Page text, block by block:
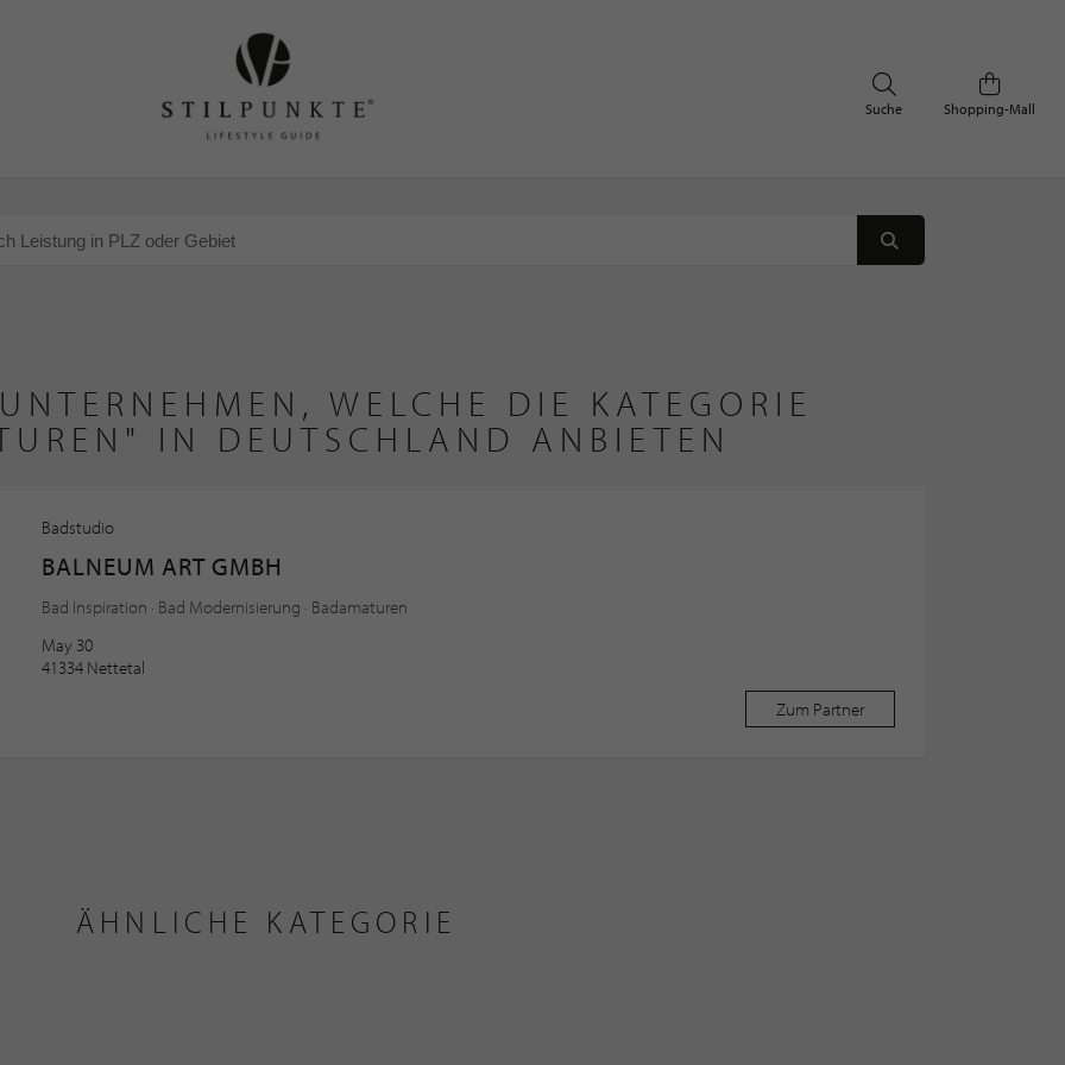
Shopping-Mall
Suche
WELCHE DIE KATEGORIE
IN DEUTSCHLAND ANBIETEN
Badstudio
BALNEUM ART GMBH
Bad Inspiration · Bad Modernisierung · Badamaturen
May 30
41334 Nettetal
Zum Partner
ÄHNLICHE KATEGORIE